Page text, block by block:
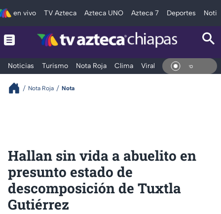
en vivo TV Azteca Azteca UNO Azteca 7 Deportes
Noticias Turismo Nota Roja Clima Viral y Tendencia En
Nota Roja Nota
Hallan sin vida a abuelito en
presunto estado de
descomposición de Tuxtla
Gutiérrez